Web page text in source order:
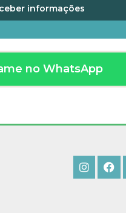
no WhatsApp